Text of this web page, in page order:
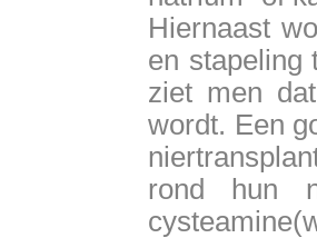
Hiernaast
en stapeling
ziet men
wordt. Een
rond hun